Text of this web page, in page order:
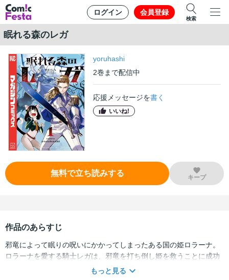
ログイン 会員登録
検索
眠れる森のレガ
yoruhashi
2巻 まで配信中
応援メッセージを書く
いいね!
無料で立ち読みする キープ
作品のあらすじ
邪竜によって眠りの呪いにかかってしまったある国の姫ロラーナ。
ロラーナを愛する騎士レガは、邪竜を打ち倒し姫を救うことに成功
する。 しかし、長い眠りから目覚めたロラーナは、邪竜を復活さ
もっと見る